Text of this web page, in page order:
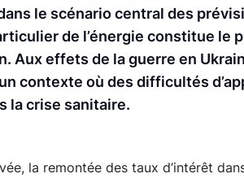
le scénario central des
de l’énergie constitue le
Aux effets de la guerre en
contexte où des difficultés
la crise sanitaire.
la remontée des taux d’intérêt